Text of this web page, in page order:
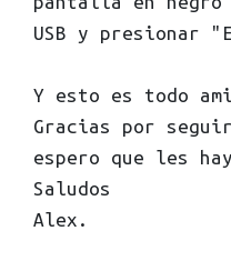
USB y presionar
Y esto es todo
Gracias por
espero que les
Saludos
Alex.